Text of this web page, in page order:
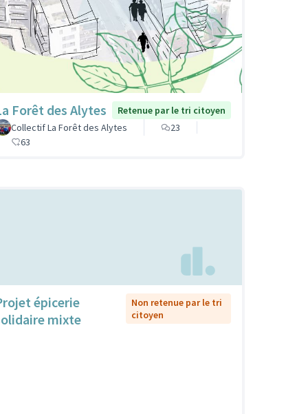
Forêt des Alytes
Retenue par le tri citoyen
Collectif La Forêt des Alytes
23
63
épicerie
mixte
Non retenue par le tri
citoyen